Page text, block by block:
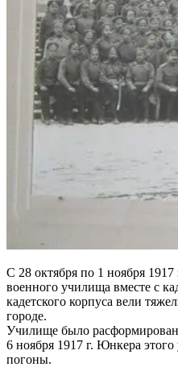
С 28 октября по 1 ноября
военного училища вместе с
кадетского корпуса вели
городе.
Училище было
6 ноября 1917 г. Юнкера
погоны.